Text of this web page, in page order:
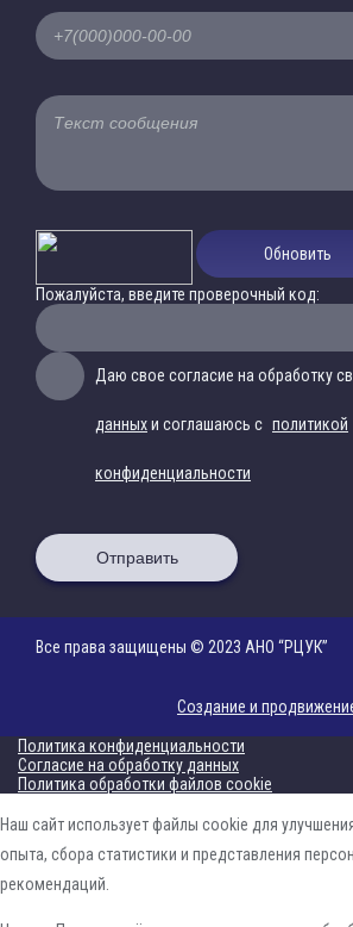
Обновить
Пожалуйста, введите проверочный код:
Даю свое согласие на обработку
данныхи соглашаюсь с политикой
конфиденциальности
Отправить
Все права защищены © 2023 АНО “РЦУК”
Создание и
Политика конфиденциальности
Согласие на обработку данных
Политика обработки файлов cookie
Наш сайт использует файлы cookie для
опыта, сбора статистики и представления
рекомендаций.